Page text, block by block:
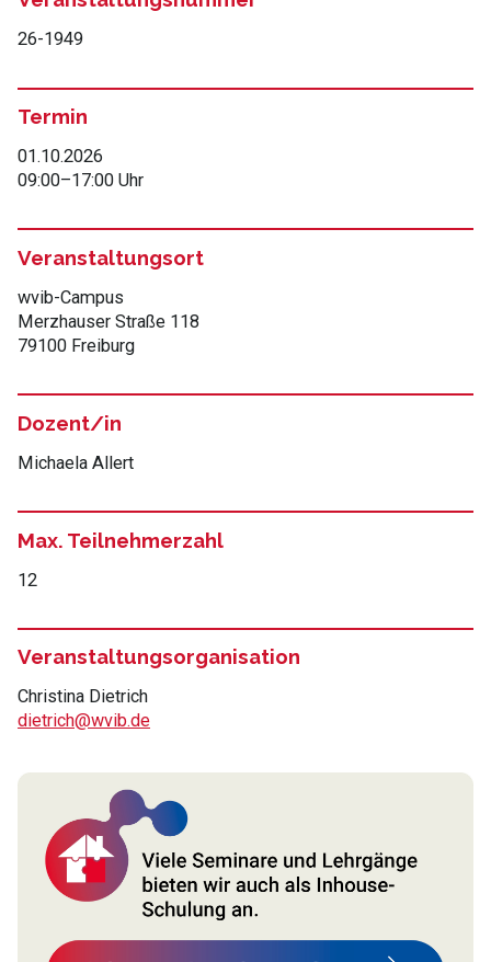
26-1949
Termin
01.10.2026
09:00–17:00 Uhr
Veranstaltungsort
wvib-Campus
Merzhauser Straße 118
79100 Freiburg
Dozent/in
Michaela Allert
Max. Teilnehmerzahl
12
Veranstaltungsorganisation
Christina Dietrich
dietrich@wvib.de